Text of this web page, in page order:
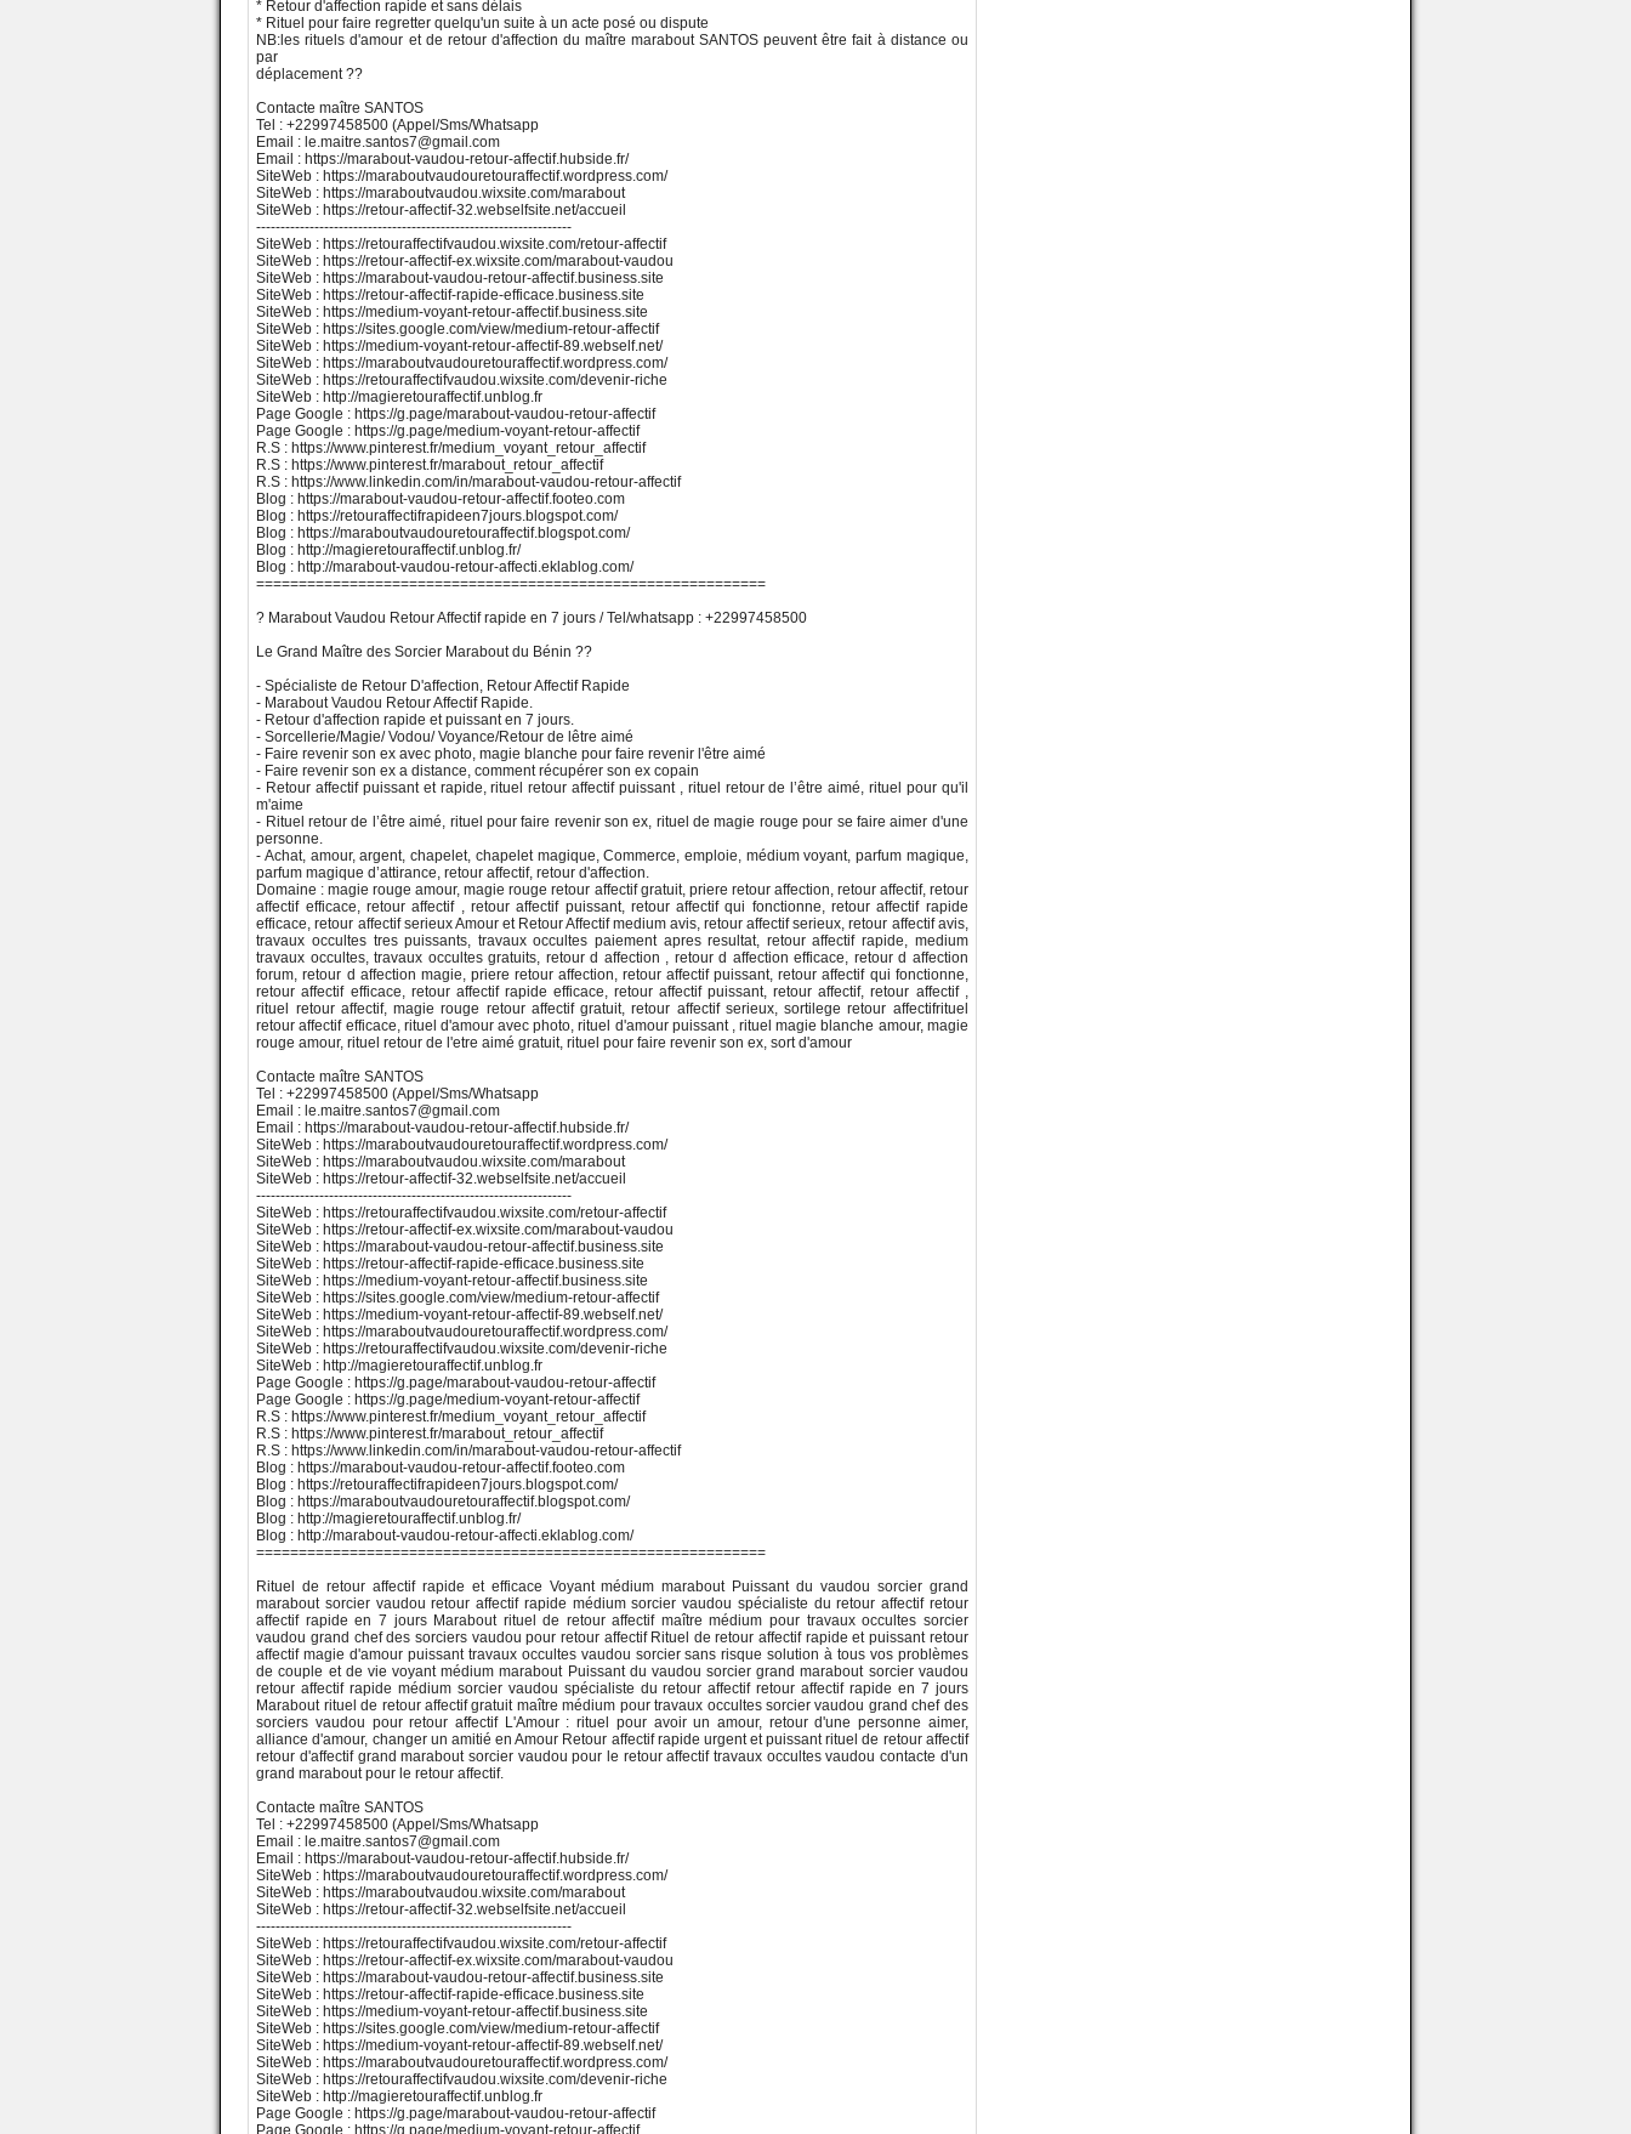
* Retour d'affection rapide et sans délais
* Rituel pour faire regretter quelqu'un suite à un acte posé ou dispute
NB:les rituels d'amour et de retour d'affection du maître marabout SANTOS peuvent être fait à distance ou
par
déplacement ??
Contacte maître SANTOS
Tel : +22997458500 (Appel/Sms/Whatsapp
Email : le.maitre.santos7@gmail.com
Email : https://marabout-vaudou-retour-affectif.hubside.fr/
SiteWeb : https://maraboutvaudouretouraffectif.wordpress.com/
SiteWeb : https://maraboutvaudou.wixsite.com/marabout
SiteWeb : https://retour-affectif-32.webselfsite.net/accueil
-----------------------------------------------------------------
SiteWeb : https://retouraffectifvaudou.wixsite.com/retour-affectif
SiteWeb : https://retour-affectif-ex.wixsite.com/marabout-vaudou
SiteWeb : https://marabout-vaudou-retour-affectif.business.site
SiteWeb : https://retour-affectif-rapide-efficace.business.site
SiteWeb : https://medium-voyant-retour-affectif.business.site
SiteWeb : https://sites.google.com/view/medium-retour-affectif
SiteWeb : https://medium-voyant-retour-affectif-89.webself.net/
SiteWeb : https://maraboutvaudouretouraffectif.wordpress.com/
SiteWeb : https://retouraffectifvaudou.wixsite.com/devenir-riche
SiteWeb : http://magieretouraffectif.unblog.fr
Page Google : https://g.page/marabout-vaudou-retour-affectif
Page Google : https://g.page/medium-voyant-retour-affectif
R.S : https://www.pinterest.fr/medium_voyant_retour_affectif
R.S : https://www.pinterest.fr/marabout_retour_affectif
R.S : https://www.linkedin.com/in/marabout-vaudou-retour-affectif
Blog : https://marabout-vaudou-retour-affectif.footeo.com
Blog : https://retouraffectifrapideen7jours.blogspot.com/
Blog : https://maraboutvaudouretouraffectif.blogspot.com/
Blog : http://magieretouraffectif.unblog.fr/
Blog : http://marabout-vaudou-retour-affecti.eklablog.com/
============================================================
? Marabout Vaudou Retour Affectif rapide en 7 jours / Tel/whatsapp : +22997458500
Le Grand Maître des Sorcier Marabout du Bénin ??
- Spécialiste de Retour D'affection, Retour Affectif Rapide
- Marabout Vaudou Retour Affectif Rapide.
- Retour d'affection rapide et puissant en 7 jours.
- Sorcellerie/Magie/ Vodou/ Voyance/Retour de lêtre aimé
- Faire revenir son ex avec photo, magie blanche pour faire revenir l'être aimé
- Faire revenir son ex a distance, comment récupérer son ex copain
- Retour affectif puissant et rapide, rituel retour affectif puissant , rituel retour de l’être aimé, rituel pour qu'il
m'aime
- Rituel retour de l’être aimé, rituel pour faire revenir son ex, rituel de magie rouge pour se faire aimer d'une
personne.
- Achat, amour, argent, chapelet, chapelet magique, Commerce, emploie, médium voyant, parfum magique,
parfum magique d’attirance, retour affectif, retour d'affection.
Domaine : magie rouge amour, magie rouge retour affectif gratuit, priere retour affection, retour affectif, retour
affectif efficace, retour affectif , retour affectif puissant, retour affectif qui fonctionne, retour affectif rapide
efficace, retour affectif serieux Amour et Retour Affectif medium avis, retour affectif serieux, retour affectif avis,
travaux occultes tres puissants, travaux occultes paiement apres resultat, retour affectif rapide, medium
travaux occultes, travaux occultes gratuits, retour d affection , retour d affection efficace, retour d affection
forum, retour d affection magie, priere retour affection, retour affectif puissant, retour affectif qui fonctionne,
retour affectif efficace, retour affectif rapide efficace, retour affectif puissant, retour affectif, retour affectif ,
rituel retour affectif, magie rouge retour affectif gratuit, retour affectif serieux, sortilege retour affectifrituel
retour affectif efficace, rituel d'amour avec photo, rituel d'amour puissant , rituel magie blanche amour, magie
rouge amour, rituel retour de l'etre aimé gratuit, rituel pour faire revenir son ex, sort d'amour
Contacte maître SANTOS
Tel : +22997458500 (Appel/Sms/Whatsapp
Email : le.maitre.santos7@gmail.com
Email : https://marabout-vaudou-retour-affectif.hubside.fr/
SiteWeb : https://maraboutvaudouretouraffectif.wordpress.com/
SiteWeb : https://maraboutvaudou.wixsite.com/marabout
SiteWeb : https://retour-affectif-32.webselfsite.net/accueil
-----------------------------------------------------------------
SiteWeb : https://retouraffectifvaudou.wixsite.com/retour-affectif
SiteWeb : https://retour-affectif-ex.wixsite.com/marabout-vaudou
SiteWeb : https://marabout-vaudou-retour-affectif.business.site
SiteWeb : https://retour-affectif-rapide-efficace.business.site
SiteWeb : https://medium-voyant-retour-affectif.business.site
SiteWeb : https://sites.google.com/view/medium-retour-affectif
SiteWeb : https://medium-voyant-retour-affectif-89.webself.net/
SiteWeb : https://maraboutvaudouretouraffectif.wordpress.com/
SiteWeb : https://retouraffectifvaudou.wixsite.com/devenir-riche
SiteWeb : http://magieretouraffectif.unblog.fr
Page Google : https://g.page/marabout-vaudou-retour-affectif
Page Google : https://g.page/medium-voyant-retour-affectif
R.S : https://www.pinterest.fr/medium_voyant_retour_affectif
R.S : https://www.pinterest.fr/marabout_retour_affectif
R.S : https://www.linkedin.com/in/marabout-vaudou-retour-affectif
Blog : https://marabout-vaudou-retour-affectif.footeo.com
Blog : https://retouraffectifrapideen7jours.blogspot.com/
Blog : https://maraboutvaudouretouraffectif.blogspot.com/
Blog : http://magieretouraffectif.unblog.fr/
Blog : http://marabout-vaudou-retour-affecti.eklablog.com/
============================================================
Rituel de retour affectif rapide et efficace Voyant médium marabout Puissant du vaudou sorcier grand
marabout sorcier vaudou retour affectif rapide médium sorcier vaudou spécialiste du retour affectif retour
affectif rapide en 7 jours Marabout rituel de retour affectif maître médium pour travaux occultes sorcier
vaudou grand chef des sorciers vaudou pour retour affectif Rituel de retour affectif rapide et puissant retour
affectif magie d'amour puissant travaux occultes vaudou sorcier sans risque solution à tous vos problèmes
de couple et de vie voyant médium marabout Puissant du vaudou sorcier grand marabout sorcier vaudou
retour affectif rapide médium sorcier vaudou spécialiste du retour affectif retour affectif rapide en 7 jours
Marabout rituel de retour affectif gratuit maître médium pour travaux occultes sorcier vaudou grand chef des
sorciers vaudou pour retour affectif L'Amour : rituel pour avoir un amour, retour d'une personne aimer,
alliance d'amour, changer un amitié en Amour Retour affectif rapide urgent et puissant rituel de retour affectif
retour d'affectif grand marabout sorcier vaudou pour le retour affectif travaux occultes vaudou contacte d'un
grand marabout pour le retour affectif.
Contacte maître SANTOS
Tel : +22997458500 (Appel/Sms/Whatsapp
Email : le.maitre.santos7@gmail.com
Email : https://marabout-vaudou-retour-affectif.hubside.fr/
SiteWeb : https://maraboutvaudouretouraffectif.wordpress.com/
SiteWeb : https://maraboutvaudou.wixsite.com/marabout
SiteWeb : https://retour-affectif-32.webselfsite.net/accueil
-----------------------------------------------------------------
SiteWeb : https://retouraffectifvaudou.wixsite.com/retour-affectif
SiteWeb : https://retour-affectif-ex.wixsite.com/marabout-vaudou
SiteWeb : https://marabout-vaudou-retour-affectif.business.site
SiteWeb : https://retour-affectif-rapide-efficace.business.site
SiteWeb : https://medium-voyant-retour-affectif.business.site
SiteWeb : https://sites.google.com/view/medium-retour-affectif
SiteWeb : https://medium-voyant-retour-affectif-89.webself.net/
SiteWeb : https://maraboutvaudouretouraffectif.wordpress.com/
SiteWeb : https://retouraffectifvaudou.wixsite.com/devenir-riche
SiteWeb : http://magieretouraffectif.unblog.fr
Page Google : https://g.page/marabout-vaudou-retour-affectif
Page Google : https://g.page/medium-voyant-retour-affectif